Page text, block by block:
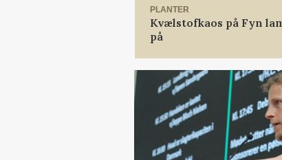
PLANTER
Kvælstofkaos på Fyn
på